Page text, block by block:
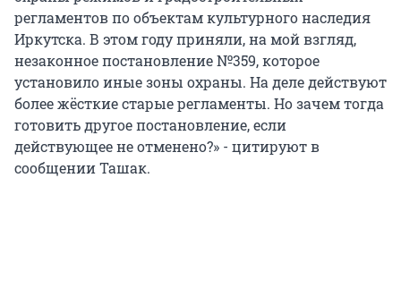
регламентов по объектам культурного наследия
Иркутска. В этом году приняли, на мой взгляд,
незаконное постановление №359, которое
установило иные зоны охраны. На деле действуют
более жёсткие старые регламенты. Но зачем тогда
готовить другое постановление, если
действующее не отменено?» - цитируют в
сообщении Ташак.